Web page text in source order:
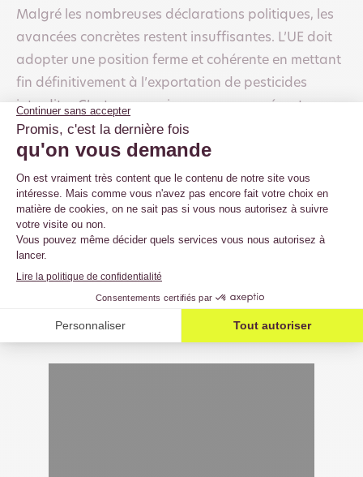
Malgré les nombreuses déclarations politiques, les
avancées concrètes restent insuffisantes. L’UE doit
adopter une position ferme et cohérente en mettant
fin définitivement à l’exportation de pesticides
interdits. C’est pourquoi, nous serons présents ce
jeudi 27 mars devant la Commission européenne
(Bâtiment Berlaymont), à 10:30, aux côtés de nos
alliés de Pesticides Action Network et de Broederlijk
Delen, pour exiger une action immédiate et efficace
pour protéger la santé des agriculteurs, des
consommateurs et de l’environnement à l’échelle